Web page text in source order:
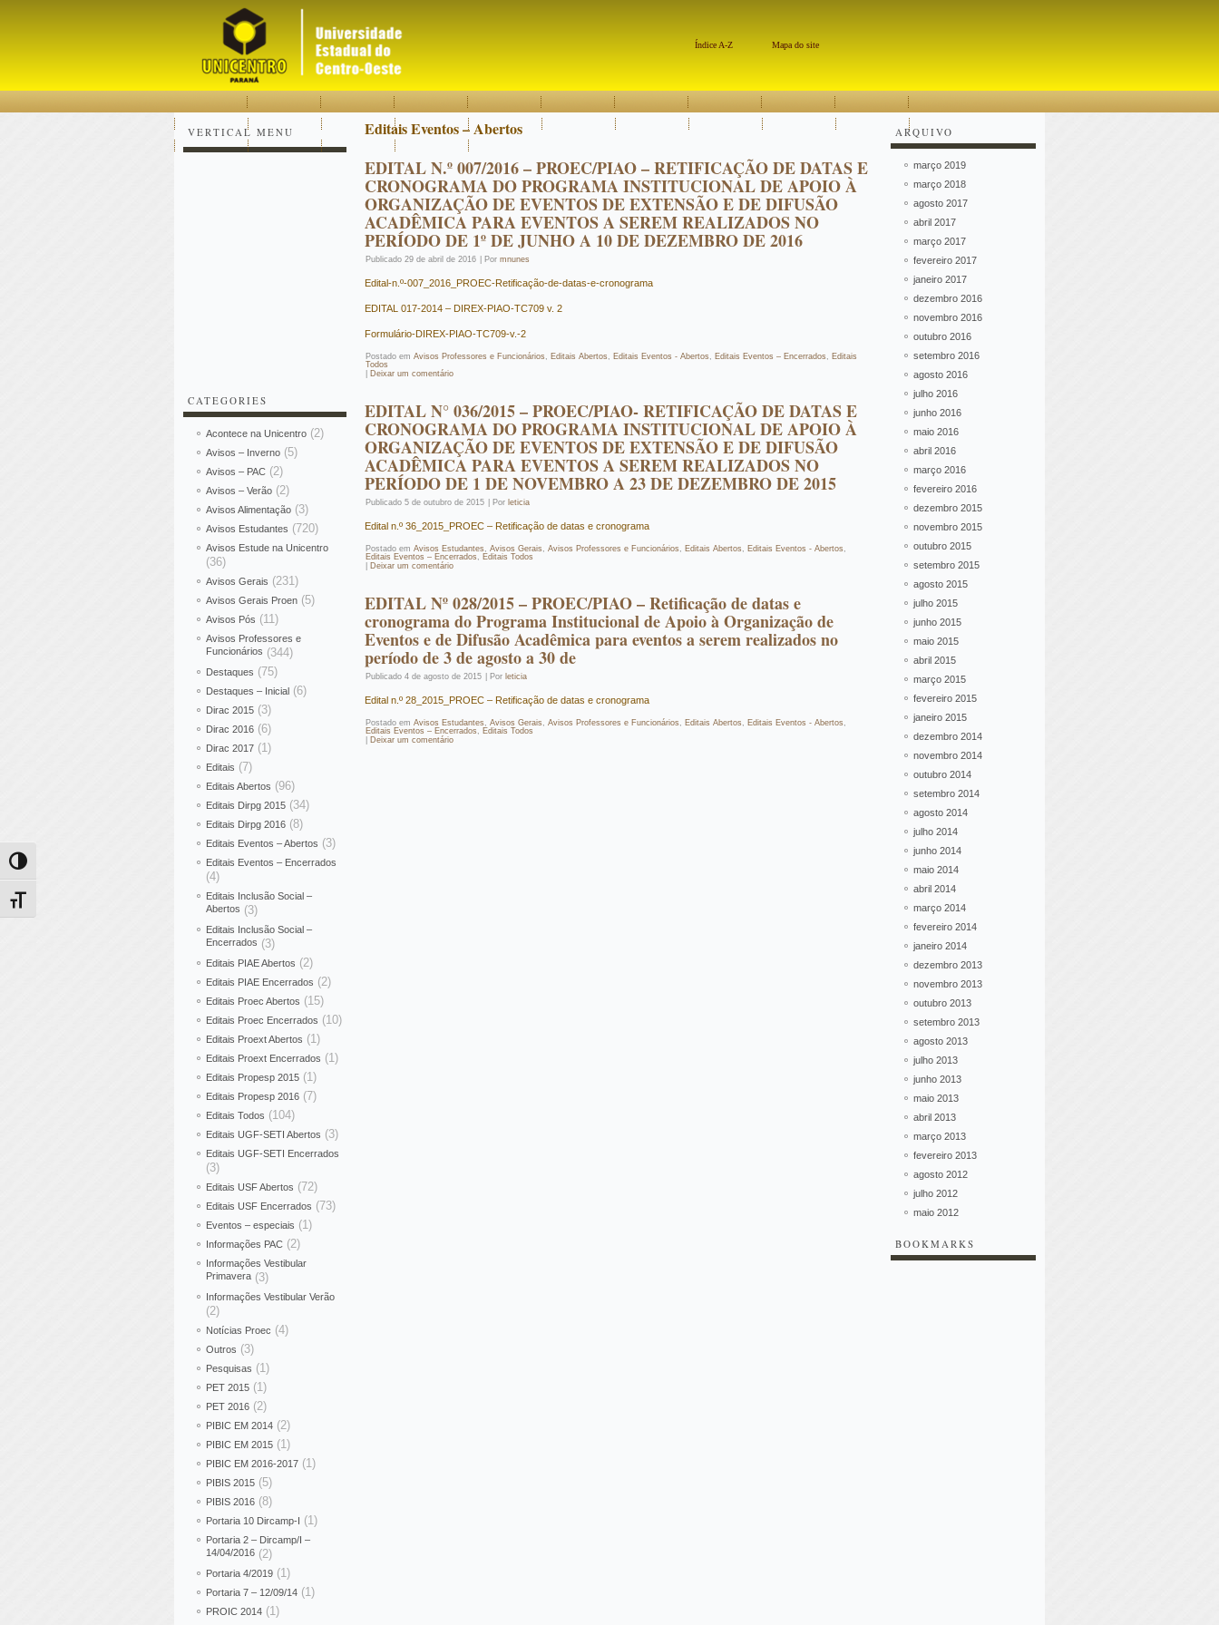
Alternar alto contraste
Alternar tamanho da fonte
Mapa do site
Índice A-Z
VERTICAL MENU
CATEGORIES
Acontece na Unicentro (2)
Avisos – Inverno (5)
Avisos – PAC (2)
Avisos – Verão (2)
Avisos Alimentação (3)
Avisos Estudantes (720)
Avisos Estude na Unicentro
(36)
Avisos Gerais (231)
Avisos Gerais Proen (5)
Avisos Pós (11)
Avisos Professores e
Funcionários (344)
Destaques (75)
Destaques – Inicial (6)
Dirac 2015 (3)
Dirac 2016 (6)
Dirac 2017 (1)
Editais (7)
Editais Abertos (96)
Editais Dirpg 2015 (34)
Editais Dirpg 2016 (8)
Editais Eventos – Abertos (3)
Editais Eventos – Encerrados
(4)
Editais Inclusão Social –
Abertos (3)
Editais Inclusão Social –
Encerrados (3)
Editais PIAE Abertos (2)
Editais PIAE Encerrados (2)
Editais Proec Abertos (15)
Editais Proec Encerrados (10)
Editais Proext Abertos (1)
Editais Proext Encerrados (1)
Editais Propesp 2015 (1)
Editais Propesp 2016 (7)
Editais Todos (104)
Editais UGF-SETI Abertos (3)
Editais UGF-SETI Encerrados
(3)
Editais USF Abertos (72)
Editais USF Encerrados (73)
Eventos – especiais (1)
Informações PAC (2)
Informações Vestibular
Primavera (3)
Informações Vestibular Verão
(2)
Notícias Proec (4)
Outros (3)
Pesquisas (1)
PET 2015 (1)
PET 2016 (2)
PIBIC EM 2014 (2)
PIBIC EM 2015 (1)
PIBIC EM 2016-2017 (1)
PIBIS 2015 (5)
PIBIS 2016 (8)
Portaria 10 Dircamp-I (1)
Portaria 2 – Dircamp/I –
14/04/2016 (2)
Portaria 4/2019 (1)
Portaria 7 – 12/09/14 (1)
PROIC 2014 (1)
Editais Eventos – Abertos
EDITAL N.º 007/2016 – PROEC/PIAO – RETIFICAÇÃO DE DATAS E
CRONOGRAMA DO PROGRAMA INSTITUCIONAL DE APOIO À
ORGANIZAÇÃO DE EVENTOS DE EXTENSÃO E DE DIFUSÃO
ACADÊMICA PARA EVENTOS A SEREM REALIZADOS NO
PERÍODO DE 1º DE JUNHO A 10 DE DEZEMBRO DE 2016
Publicado 29 de abril de 2016 Por mnunes
Edital-n.º-007_2016_PROEC-Retificação-de-datas-e-cronograma
EDITAL 017-2014 – DIREX-PIAO-TC709 v. 2
Formulário-DIREX-PIAO-TC709-v.-2
Postado em Avisos Professores e Funcionários , Editais Abertos , Editais Eventos - Abertos , Editais Eventos – Encerrados , Editais
Todos
Deixar um comentário
EDITAL N° 036/2015 – PROEC/PIAO- RETIFICAÇÃO DE DATAS E
CRONOGRAMA DO PROGRAMA INSTITUCIONAL DE APOIO À
ORGANIZAÇÃO DE EVENTOS DE EXTENSÃO E DE DIFUSÃO
ACADÊMICA PARA EVENTOS A SEREM REALIZADOS NO
PERÍODO DE 1 DE NOVEMBRO A 23 DE DEZEMBRO DE 2015
Publicado 5 de outubro de 2015 Por leticia
Edital n.º 36_2015_PROEC – Retificação de datas e cronograma
Postado em Avisos Estudantes , Avisos Gerais , Avisos Professores e Funcionários , Editais Abertos , Editais Eventos - Abertos ,
Editais Eventos – Encerrados , Editais Todos
Deixar um comentário
EDITAL Nº 028/2015 – PROEC/PIAO – Retificação de datas e
cronograma do Programa Institucional de Apoio à Organização de
Eventos e de Difusão Acadêmica para eventos a serem realizados no
período de 3 de agosto a 30 de
Publicado 4 de agosto de 2015 Por leticia
Edital n.º 28_2015_PROEC – Retificação de datas e cronograma
Postado em Avisos Estudantes , Avisos Gerais , Avisos Professores e Funcionários , Editais Abertos , Editais Eventos - Abertos ,
Editais Eventos – Encerrados , Editais Todos
Deixar um comentário
ARQUIVO
março 2019
março 2018
agosto 2017
abril 2017
março 2017
fevereiro 2017
janeiro 2017
dezembro 2016
novembro 2016
outubro 2016
setembro 2016
agosto 2016
julho 2016
junho 2016
maio 2016
abril 2016
março 2016
fevereiro 2016
dezembro 2015
novembro 2015
outubro 2015
setembro 2015
agosto 2015
julho 2015
junho 2015
maio 2015
abril 2015
março 2015
fevereiro 2015
janeiro 2015
dezembro 2014
novembro 2014
outubro 2014
setembro 2014
agosto 2014
julho 2014
junho 2014
maio 2014
abril 2014
março 2014
fevereiro 2014
janeiro 2014
dezembro 2013
novembro 2013
outubro 2013
setembro 2013
agosto 2013
julho 2013
junho 2013
maio 2013
abril 2013
março 2013
fevereiro 2013
agosto 2012
julho 2012
maio 2012
BOOKMARKS